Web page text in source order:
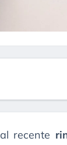
recente
è rovinata».
panico dopo
AI
gli